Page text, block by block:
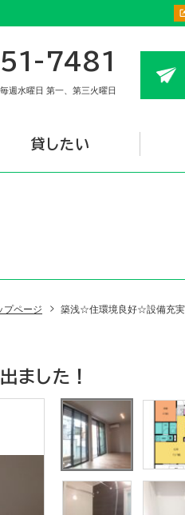
7481
毎週水曜日 第一、第三火曜日
貸したい
プページ
ました！